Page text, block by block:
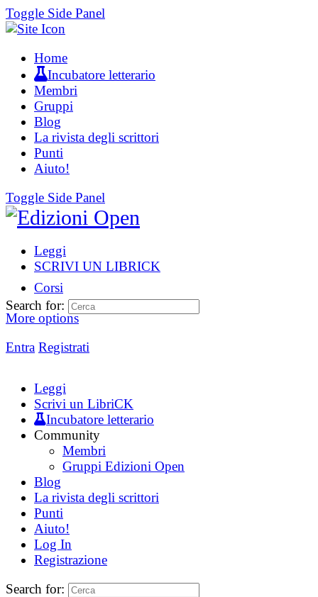
Toggle Side Panel
Home
Incubatore letterario
Membri
Gruppi
Blog
La rivista degli scrittori
Punti
Aiuto!
Toggle Side Panel
Leggi
SCRIVI UN LIBRICK
Corsi
More options
Entra Registrati
Search for:
Leggi
Scrivi un LibriCK
Incubatore letterario
Community
Membri
Gruppi Edizioni Open
Blog
La rivista degli scrittori
Punti
Aiuto!
Log In
Registrazione
Search for: